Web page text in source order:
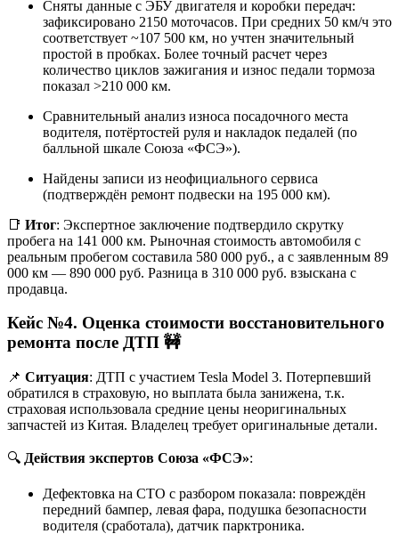
Сняты данные с ЭБУ двигателя и коробки передач:
зафиксировано 2150 моточасов. При средних 50 км/ч это
соответствует ~107 500 км, но учтен значительный
простой в пробках. Более точный расчет через
количество циклов зажигания и износ педали тормоза
показал >210 000 км.
Сравнительный анализ износа посадочного места
водителя, потёртостей руля и накладок педалей (по
балльной шкале Союза «ФСЭ»).
Найдены записи из неофициального сервиса
(подтверждён ремонт подвески на 195 000 км).
📑 Итог: Экспертное заключение подтвердило скрутку
пробега на 141 000 км. Рыночная стоимость автомобиля с
реальным пробегом составила 580 000 руб., а с заявленным 89
000 км — 890 000 руб. Разница в 310 000 руб. взыскана с
продавца.
Кейс №4. Оценка стоимости восстановительного
ремонта после ДТП 🚧
📌 Ситуация: ДТП с участием Tesla Model 3. Потерпевший
обратился в страховую, но выплата была занижена, т.к.
страховая использовала средние цены неоригинальных
запчастей из Китая. Владелец требует оригинальные детали.
🔍 Действия экспертов Союза «ФСЭ»:
Дефектовка на СТО с разбором показала: повреждён
передний бампер, левая фара, подушка безопасности
водителя (сработала), датчик парктроника.